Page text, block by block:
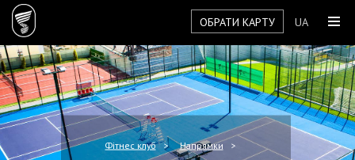
UA
ОБРАТИ КАРТУ
Фітнес клуб Напрямки